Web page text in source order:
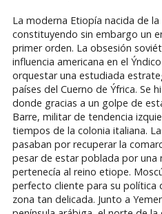
La moderna Etiopía nacida de
constituyendo sin embargo un
primer orden. La obsesión
influencia americana en el
orquestar una estudiada
países del Cuerno de Ýfrica. Se
donde gracias a un golpe de
Barre, militar de tendencia
tiempos de la colonia italiana.
pasaban por recuperar la
pesar de estar poblada por una
pertenecía al reino etiope.
perfecto cliente para su política
zona tan delicada. Junto a